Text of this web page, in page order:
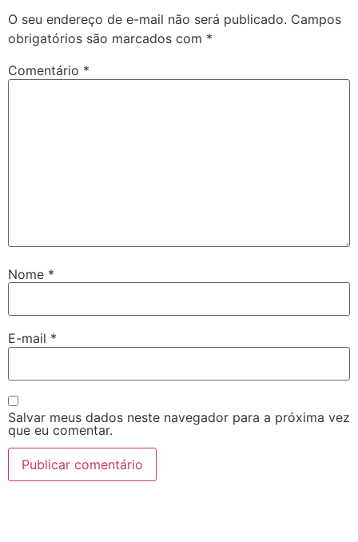
O seu endereço de e-mail não será publicado. Campos
obrigatórios são marcados com *
Comentário *
Nome *
E-mail *
Salvar meus dados neste navegador para a próxima vez
que eu comentar.